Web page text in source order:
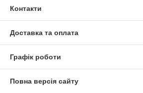
Контакти
Доставка та оплата
Графік роботи
Повна версія сайту